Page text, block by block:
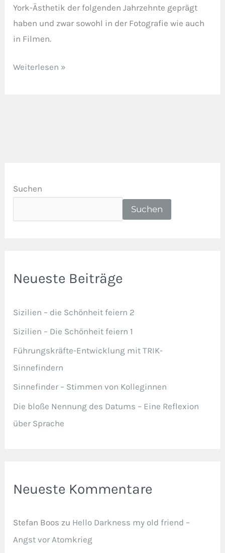
York-Ästhetik der folgenden Jahrzehnte geprägt
haben und zwar sowohl in der Fotografie wie auch
in Filmen.
Weiterlesen »
Suchen
Suchen
Neueste Beiträge
Sizilien – die Schönheit feiern 2
Sizilien – Die Schönheit feiern 1
Führungskräfte-Entwicklung mit TRIK-
Sinnefindern
Sinnefinder – Stimmen von Kolleginnen
Die bloße Nennung des Datums – Eine Reflexion
über Sprache
Neueste Kommentare
Stefan Boos zu Hello Darkness my old friend –
Angst vor Atomkrieg